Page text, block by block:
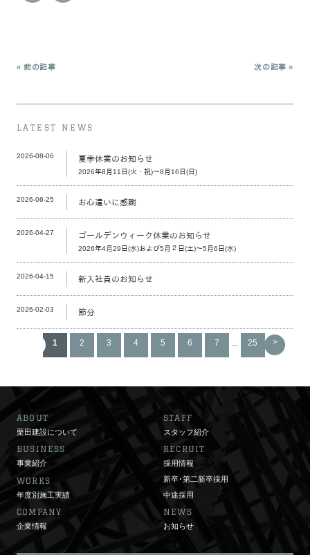
« 前の記事 次の記事 »
LATEST NEWS
2026-08-06 夏季休業のお知らせ
2026年8月11日(火・祝)～8月16日(日)
2026-06-25 お心遣いに感謝
2026-04-27 ゴールデンウィーク休業のお知らせ
2026年4月29日(水)および5月２日(土)～5月6日(水)
2026-04-15 新入社員のお知らせ
2026-02-03 節分
1 2 3 4 5 6 7 ... 25 >
ABOUT STAFF
栗田建設について スタッフ紹介
BUSINESS RECRUIT
事業紹介 採用情報
WORKS
新卒･第二新卒採用
年度別施工実績
中途採用
COMPANY NEWS
企業情報 お知らせ